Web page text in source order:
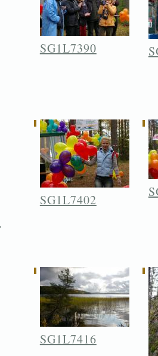
SG1L7390
SG1L7402
SG1L7416